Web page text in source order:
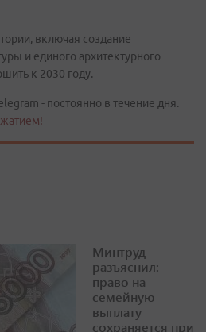
включая создание
и единого архитектурного
к 2030 году.
- постоянно в течение дня.
Минтруд
разъяснил:
право на
семейную
выплату
сохраняется при